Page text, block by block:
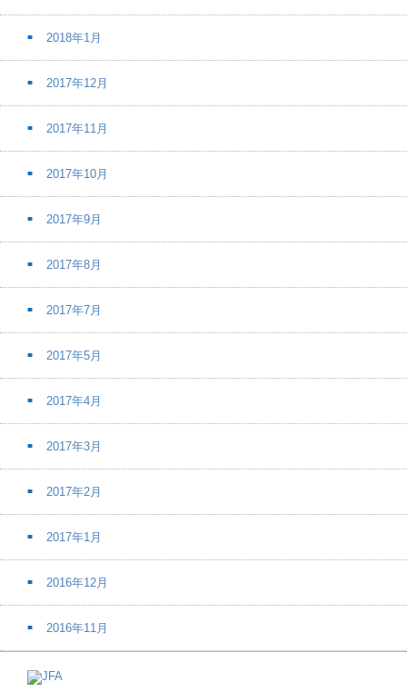
2018年1月
2017年12月
2017年11月
2017年10月
2017年9月
2017年8月
2017年7月
2017年5月
2017年4月
2017年3月
2017年2月
2017年1月
2016年12月
2016年11月